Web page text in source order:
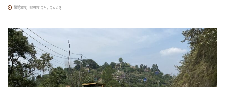
बिहिबार, असार २५, २०८३